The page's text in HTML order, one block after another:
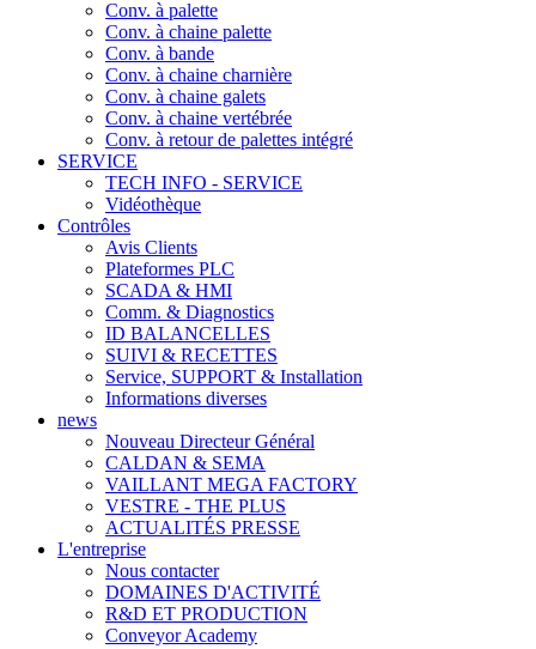
Conv. à palette
Conv. à chaine palette
Conv. à bande
Conv. à chaine charnière
Conv. à chaine galets
Conv. à chaine vertébrée
Conv. à retour de palettes intégré
SERVICE
TECH INFO - SERVICE
Vidéothèque
Contrôles
Avis Clients
Plateformes PLC
SCADA & HMI
Comm. & Diagnostics
ID BALANCELLES
SUIVI & RECETTES
Service, SUPPORT & Installation
Informations diverses
news
Nouveau Directeur Général
CALDAN & SEMA
VAILLANT MEGA FACTORY
VESTRE - THE PLUS
ACTUALITÉS PRESSE
L'entreprise
Nous contacter
DOMAINES D'ACTIVITÉ
R&D ET PRODUCTION
Conveyor Academy